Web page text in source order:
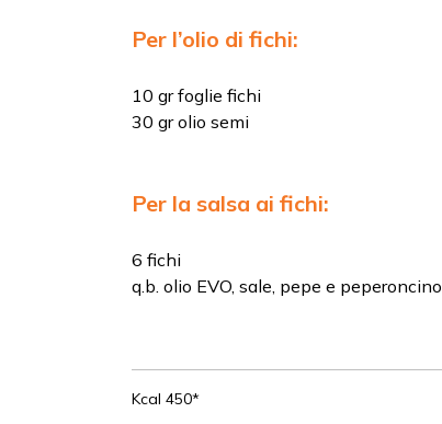
Per l’olio di fichi:
10 gr foglie fichi
30 gr olio semi
Per la salsa ai fichi:
6 fichi
q.b. olio EVO, sale, pepe e peperoncino
Kcal 450*